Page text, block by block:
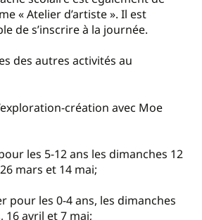
« Atelier d’artiste ». Il est
de s’inscrire à la journée.
des autres activités au
création avec Moe
les 5-12 ans les dimanches 12
mars et 14 mai;
pour les 0-4 ans, les dimanches
16 avril et 7 mai;